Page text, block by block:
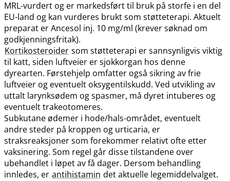
MRL-vurdert og er markedsført til bruk på storfe i en del
EU-land og kan vurderes brukt som støtteterapi. Aktuelt
preparat er Ancesol inj. 10 mg/ml (krever søknad om
godkjenningsfritak).
Kortikosteroider som støtteterapi er sannsynligvis viktig
til katt, siden luftveier er sjokkorgan hos denne
dyrearten. Førstehjelp omfatter også sikring av frie
luftveier og eventuelt oksygentilskudd. Ved utvikling av
uttalt larynksødem og spasmer, må dyret intuberes og
eventuelt trakeotomeres.
Subkutane ødemer i hode​/​hals-området, eventuelt
andre steder på kroppen og urticaria, er
straksreaksjoner som forekommer relativt ofte etter
vaksinering. Som regel går disse tilstandene over
ubehandlet i løpet av få dager. Dersom behandling
innledes, er antihistamin det aktuelle legemiddelvalget.